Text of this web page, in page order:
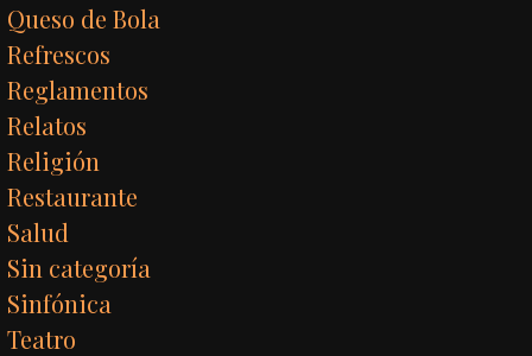
Queso de Bola
Refrescos
Reglamentos
Relatos
Religión
Restaurante
Salud
Sin categoría
Sinfónica
Teatro